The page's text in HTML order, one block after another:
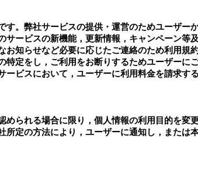
。弊社サービスの提供・運営のためユーザー
ービスの新機能，更新情報，キャンペーン等
知らせなど必要に応じたご連絡のため利用規
定をし，ご利用をお断りするためユーザーに
ビスにおいて，ユーザーに利用料金を請求す
られる場合に限り，個人情報の利用目的を変
定の方法により，ユーザーに通知し，または